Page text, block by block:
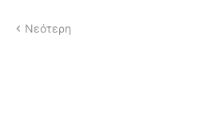
Νεότερη